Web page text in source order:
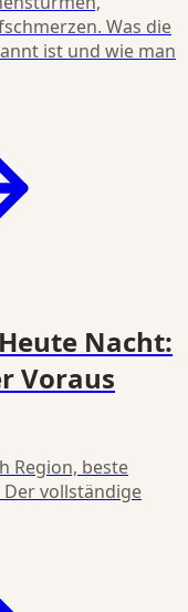
Was die
ist und wie man
Nacht:
Voraus
Region, beste
vollständige